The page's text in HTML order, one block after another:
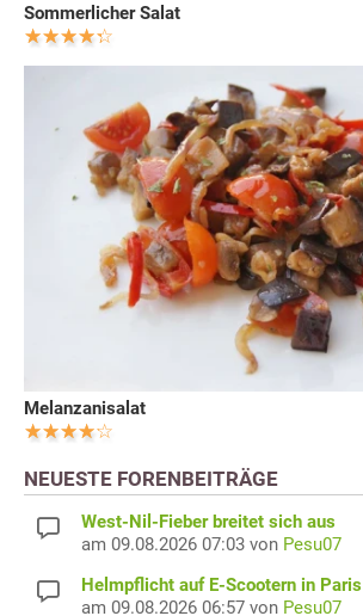
Sommerlicher Salat
Melanzanisalat
NEUESTE FORENBEITRÄGE
West-Nil-Fieber breitet sich aus
am 09.08.2026 07:03 von Pesu07
Helmpflicht auf E-Scootern in Paris
am 09.08.2026 06:57 von Pesu07